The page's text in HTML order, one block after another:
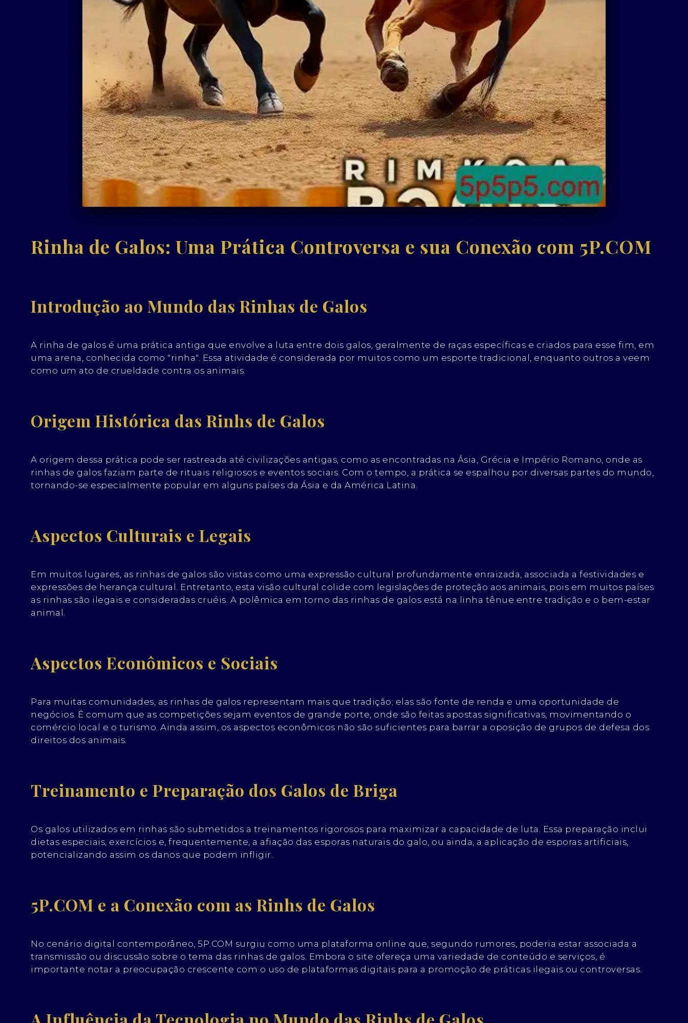
Rinha de Galos: Uma Prática Controversa e sua Conexão com 5P.COM
Introdução ao Mundo das Rinhas de Galos
A rinha de galos é uma prática antiga que envolve a luta entre dois galos, geralmente de raças específicas e criados para esse fim, em
uma arena, conhecida como "rinha". Essa atividade é considerada por muitos como um esporte tradicional, enquanto outros a veem
como um ato de crueldade contra os animais.
Origem Histórica das Rinhs de Galos
A origem dessa prática pode ser rastreada até civilizações antigas, como as encontradas na Ásia, Grécia e Império Romano, onde as
rinhas de galos faziam parte de rituais religiosos e eventos sociais. Com o tempo, a prática se espalhou por diversas partes do mundo,
tornando-se especialmente popular em alguns países da Ásia e da América Latina.
Aspectos Culturais e Legais
Em muitos lugares, as rinhas de galos são vistas como uma expressão cultural profundamente enraizada, associada a festividades e
expressões de herança cultural. Entretanto, esta visão cultural colide com legislações de proteção aos animais, pois em muitos países
as rinhas são ilegais e consideradas cruéis. A polêmica em torno das rinhas de galos está na linha tênue entre tradição e o bem-estar
animal.
Aspectos Econômicos e Sociais
Para muitas comunidades, as rinhas de galos representam mais que tradição; elas são fonte de renda e uma oportunidade de
negócios. É comum que as competições sejam eventos de grande porte, onde são feitas apostas significativas, movimentando o
comércio local e o turismo. Ainda assim, os aspectos econômicos não são suficientes para barrar a oposição de grupos de defesa dos
direitos dos animais.
Treinamento e Preparação dos Galos de Briga
Os galos utilizados em rinhas são submetidos a treinamentos rigorosos para maximizar a capacidade de luta. Essa preparação inclui
dietas especiais, exercícios e, frequentemente, a afiação das esporas naturais do galo, ou ainda, a aplicação de esporas artificiais,
potencializando assim os danos que podem infligir.
5P.COM e a Conexão com as Rinhs de Galos
No cenário digital contemporâneo, 5P.COM surgiu como uma plataforma online que, segundo rumores, poderia estar associada a
transmissão ou discussão sobre o tema das rinhas de galos. Embora o site ofereça uma variedade de conteúdo e serviços, é
importante notar a preocupação crescente com o uso de plataformas digitais para a promoção de práticas ilegais ou controversas.